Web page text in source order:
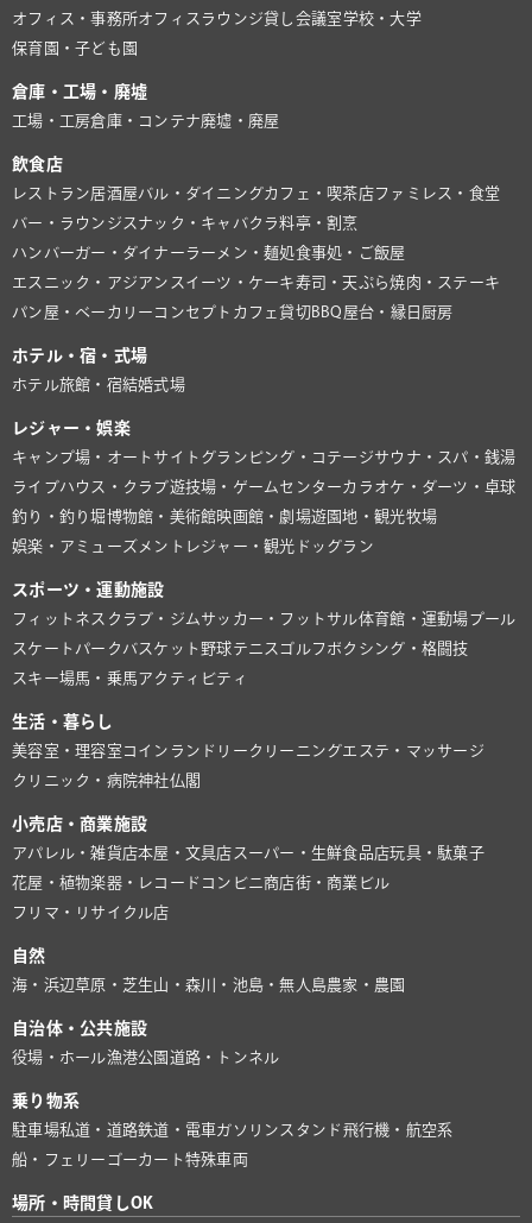
オフィス・事務所オフィスラウンジ貸し会議室学校・大学
保育園・子ども園
倉庫・工場・廃墟
工場・工房倉庫・コンテナ廃墟・廃屋
飲食店
レストラン居酒屋バル・ダイニングカフェ・喫茶店ファミレス・食堂
バー・ラウンジ スナック・キャバクラ料亭・割烹
ハンバーガー・ダイナーラーメン・麺処食事処・ご飯屋
エスニック・アジアン スイーツ・ケーキ寿司・天ぷら焼肉・ステーキ
パン屋・ベーカリー コンセプトカフェ貸切BBQ 屋台・縁日 厨房
ホテル・宿・式場
ホテル旅館・宿結婚式場
レジャー・娯楽
キャンプ場・オートサイト グランピング・コテージサウナ・スパ・銭湯
ライブハウス・クラブ遊技場・ゲームセンターカラオケ・ダーツ・卓球
釣り・釣り堀博物館・美術館映画館・劇場遊園地・観光牧場
娯楽・アミューズメント レジャー・観光 ドッグラン
スポーツ・運動施設
フィットネスクラブ・ジム サッカー・フットサル体育館・運動場プール
スケートパーク バスケット 野球テニス ゴルフ ボクシング・格闘技
スキー場馬・乗馬アクティビティ
生活・暮らし
美容室・理容室 コインランドリー クリーニングエステ・マッサージ
クリニック・病院神社仏閣
小売店・商業施設
アパレル・雑貨店本屋・文具店 スーパー・生鮮食品店玩具・駄菓子
花屋・植物楽器・レコード コンビニ商店街・商業ビル
フリマ・リサイクル店
自然
海・浜辺 草原・芝生山・森川・池島・無人島農家・農園
自治体・公共施設
役場・ホール漁港公園 道路・トンネル
乗り物系
駐車場私道・道路鉄道・電車 ガソリンスタンド 飛行機・航空系
船・フェリー ゴーカート特殊車両
場所・時間貸しOK